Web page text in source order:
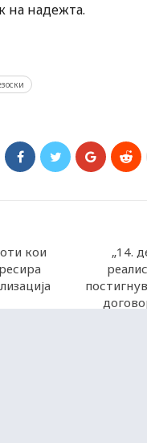
на надежта.
кои
„14.